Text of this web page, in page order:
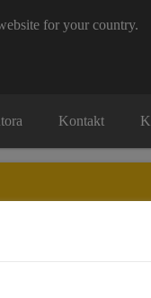
for your country.
Kontakt